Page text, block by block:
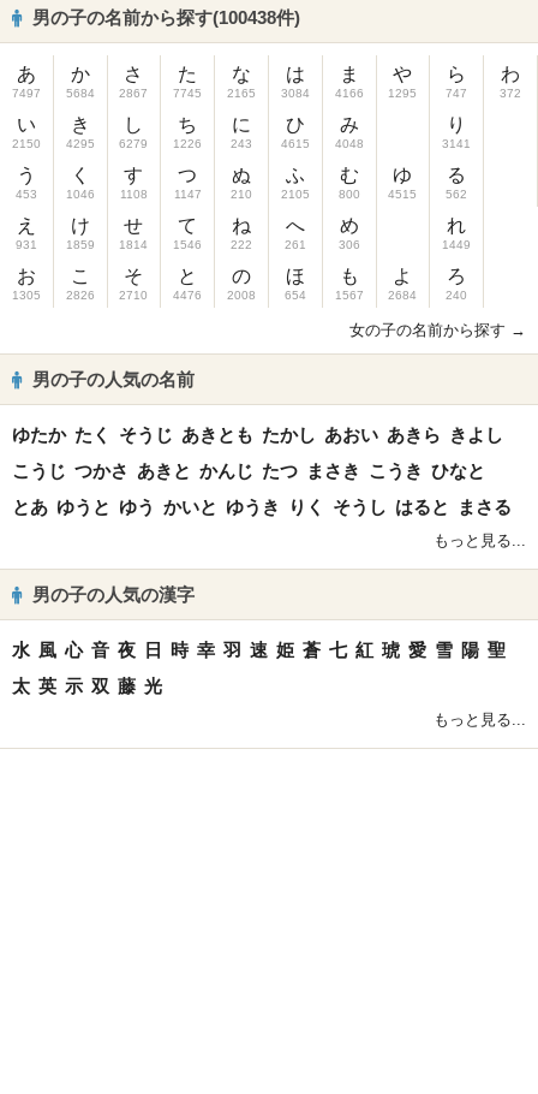
男の子の名前から探す(100438件)
あ
7497
い
2150
う
453
え
931
お
1305
か
5684
き
4295
く
1046
け
1859
こ
2826
さ
2867
し
6279
す
1108
せ
1814
そ
2710
た
7745
ち
1226
つ
1147
て
1546
と
4476
な
2165
に
243
ぬ
210
ね
222
の
2008
は
3084
ひ
4615
ふ
2105
へ
261
ほ
654
ま
4166
み
4048
む
800
め
306
も
1567
や
1295
ゆ
4515
よ
2684
ら
747
り
3141
る
562
れ
1449
ろ
240
わ
372
女の子の名前から探す →
男の子の人気の名前
ゆたか たく そうじ あきとも たかし あおい あきら きよし
こうじ つかさ あきと かんじ たつ まさき こうき ひなと
とあ ゆうと ゆう かいと ゆうき りく そうし はると まさる
もっと見る...
男の子の人気の漢字
水 風 心 音 夜 日 時 幸 羽 速 姫 蒼 七 紅 琥 愛 雪 陽 聖
太 英 示 双 藤 光
もっと見る...